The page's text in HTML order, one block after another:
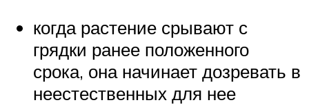
когда растение срывают с
грядки ранее положенного
срока, она начинает дозревать в
неестественных для нее